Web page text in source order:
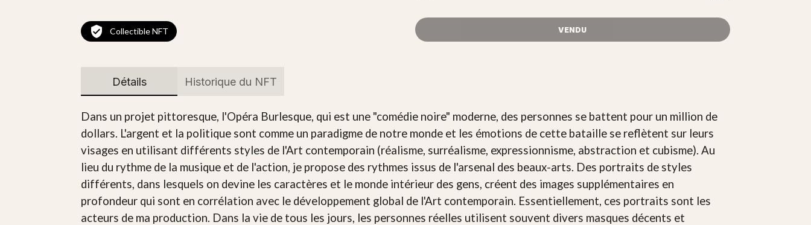
Collectible NFT VENDU
Détails Historique du NFT
Dans un projet pittoresque, l'Opéra Burlesque, qui est une "comédie noire" moderne, des personnes se battent pour un million de
dollars. L'argent et la politique sont comme un paradigme de notre monde et les émotions de cette bataille se reflètent sur leurs
visages en utilisant différents styles de l'Art contemporain (réalisme, surréalisme, expressionnisme, abstraction et cubisme). Au
lieu du rythme de la musique et de l'action, je propose des rythmes issus de l'arsenal des beaux-arts. Des portraits de styles
différents, dans lesquels on devine les caractères et le monde intérieur des gens, créent des images supplémentaires en
profondeur qui sont en corrélation avec le développement global de l'Art contemporain. Essentiellement, ces portraits sont les
acteurs de ma production. Dans la vie de tous les jours, les personnes réelles utilisent souvent divers masques décents et